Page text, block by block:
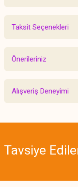
Taksit Seçenekleri
Önerileriniz
Bu ürünün fiyat bilgisi,
yetersiz gördüğünüz
Ürün
Alışveriş Deneyimi
Tavsiye